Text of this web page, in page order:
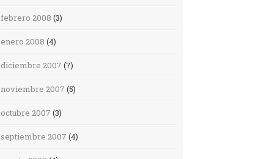
febrero 2008 (3)
enero 2008 (4)
diciembre 2007 (7)
noviembre 2007 (5)
octubre 2007 (3)
septiembre 2007 (4)